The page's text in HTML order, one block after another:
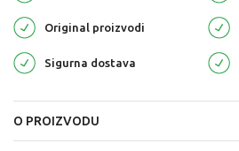
Original proizvodi
Sigurna dostava
O PROIZVODU